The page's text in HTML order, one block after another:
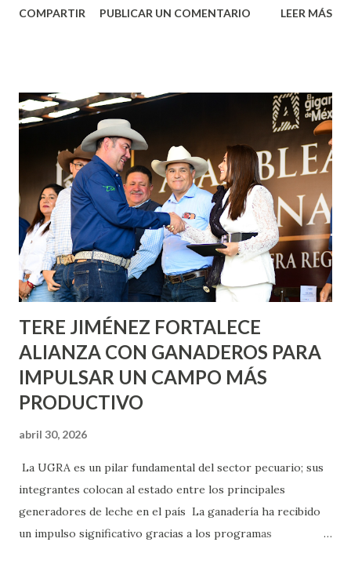
municipal, Leo Montañez dio inicio al programa
Corazón Urbano y el Municipio capital. Leo Montañez
informó que en este programa se usarán cerca de 90 mil
metros cuadrados de pintura, para dar inicio en la calle
Nieto, entre Jesús F. Elizondo y la calle 22 de Octubre, con
lo que se aplicará pintura en 66 casas. Posteriormente se
llevará este programa a Villas de Nuestra Señora de la
Asunción, Avenida Alameda y Decreto 27 de Septiembre, en
los edificios FOVISSSTE Ojo de Agua, en la comunidad
Norias de Paso Hondo y en los edificios de...
COMPARTIR PUBLICAR UN COMENTARIO LEER MÁS
TERE JIMÉNEZ FORTALECE
ALIANZA CON GANADEROS PARA
IMPULSAR UN CAMPO MÁS
PRODUCTIVO
abril 30, 2026
La UGRA es un pilar fundamental del sector pecuario; sus
integrantes colocan al estado entre los principales
generadores de leche en el país La ganadería ha recibido
un impulso significativo gracias a los programas